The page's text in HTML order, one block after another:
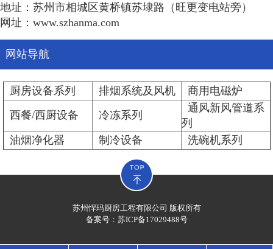
地址：苏州市相城区黄桥镇苏埭路（旺更变电站旁）
网址：www.szhanma.com
网站导航
厨房设备系列 排烟系统及风机
商用电磁炉
西餐/西厨设备
冷冻系列
通风新风管道系
列
油烟净化器
制冷设备 洗碗机系列
苏州悍玛厨房工程有限公司 版权所有
备案号： 苏ICP备17029488号